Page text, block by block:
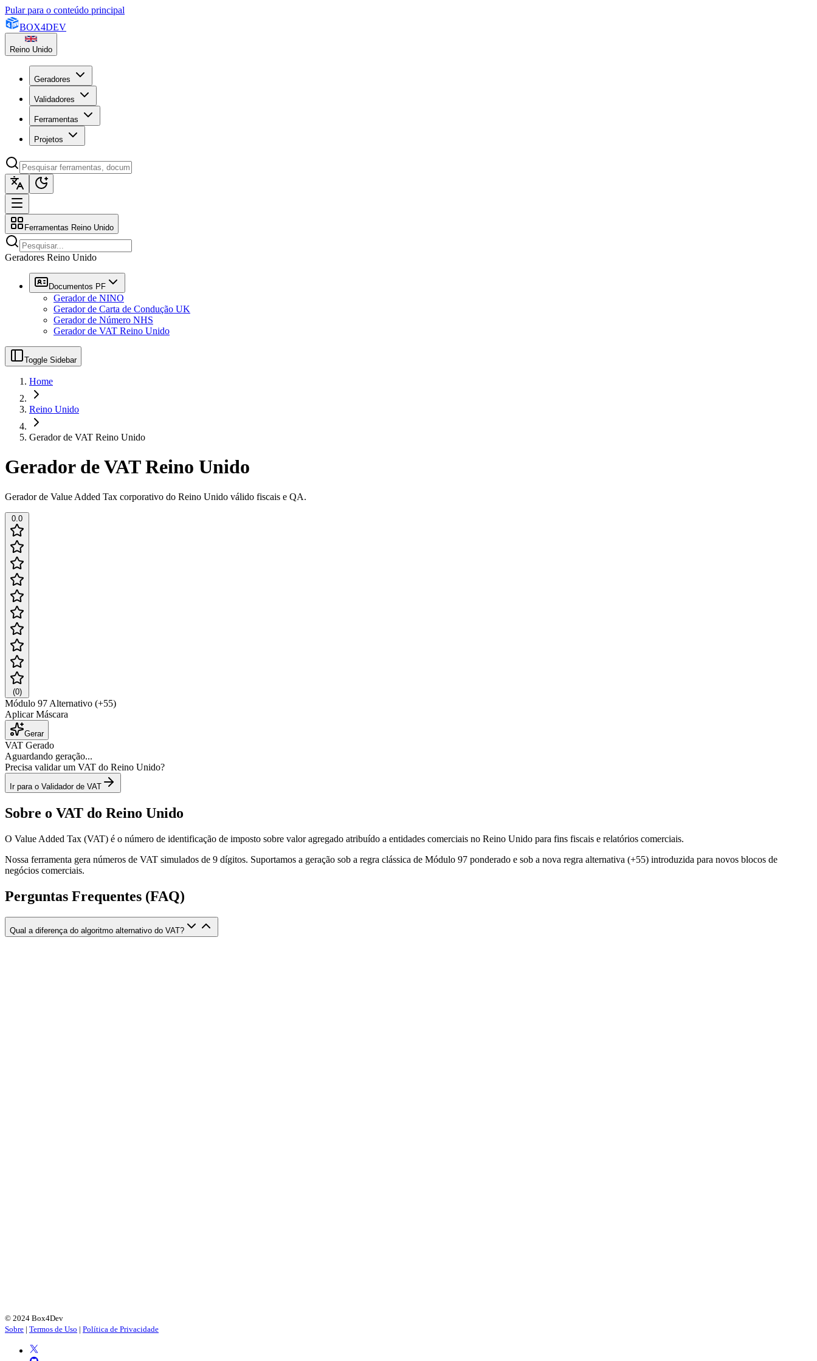
Pular para o conteúdo principal
BOX4DEV
Reino Unido
Geradores
Validadores
Ferramentas
Projetos
Ferramentas Reino Unido
Geradores Reino Unido
Documentos PF
Gerador de NINO
Gerador de Carta de Condução UK
Gerador de Número NHS
Gerador de VAT Reino Unido
Toggle Sidebar
Home
Reino Unido
Gerador de VAT Reino Unido
Gerador de VAT Reino Unido
Gerador de Value Added Tax corporativo do Reino Unido válido fiscais e QA.
0.0
(0)
Módulo 97 Alternativo (+55)
Aplicar Máscara
Gerar
VAT Gerado
Aguardando geração...
Precisa validar um VAT do Reino Unido?
Ir para o Validador de VAT
Sobre o VAT do Reino Unido
O Value Added Tax (VAT) é o número de identificação de imposto sobre valor agregado atribuído a entidades comerciais no Reino Unido para fins fiscais e relatórios comerciais.
Nossa ferramenta gera números de VAT simulados de 9 dígitos. Suportamos a geração sob a regra clássica de Módulo 97 ponderado e sob a nova regra alternativa (+55) introduzida para novos blocos de
negócios comerciais.
Perguntas Frequentes (FAQ)
Qual a diferença do algoritmo alternativo do VAT?
© 2024 Box4Dev
Sobre | Termos de Uso | Política de Privacidade